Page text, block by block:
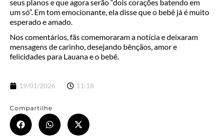
seus planos e que agora serão “dois corações batendo em
um só”. Em tom emocionante, ela disse que o bebê já é muito
esperado e amado.
Nos comentários, fãs comemoraram a notícia e deixaram
mensagens de carinho, desejando bênçãos, amor e
felicidades para Lauana e o bebê.
19/01/2026 11:18
Compartilhe